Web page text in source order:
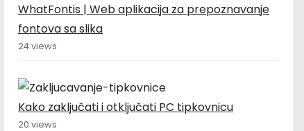
WhatFontis | Web aplikacija za prepoznavanje
fontova sa slika
24 views
Kako zaključati i otključati PC tipkovnicu
20 views